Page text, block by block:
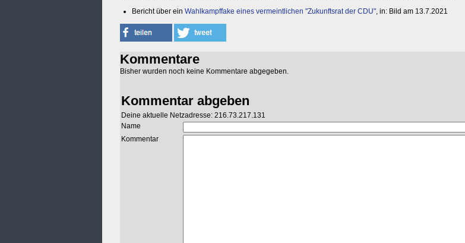
Bericht über ein Wahlkampffake eines vermeintlichen "Zukunftsrat der CDU", in: Bild am 13.7.2021
Kommentare
Bisher wurden noch keine Kommentare abgegeben.
Kommentar abgeben
Deine aktuelle Netzadresse: 216.73.217.131
Name
Kommentar